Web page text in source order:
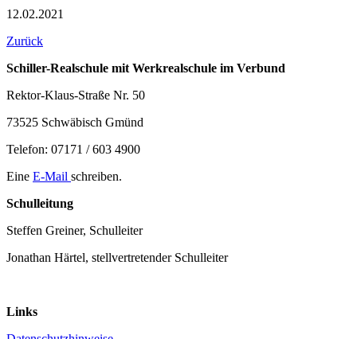
12.02.2021
Zurück
Schiller-Realschule mit Werkrealschule im Verbund
Rektor-Klaus-Straße Nr. 50
73525 Schwäbisch Gmünd
Telefon: 07171 / 603 4900
Eine E-Mail schreiben.
Schulleitung
Steffen Greiner, Schulleiter
Jonathan Härtel, stellvertretender Schulleiter
Links